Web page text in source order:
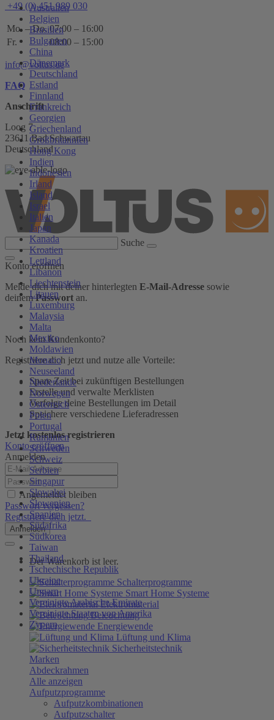
Australien
Belgien
Brasilien
Bulgarien
China
Dänemark
Deutschland
Estland
Finnland
Frankreich
Georgien
Griechenland
Großbritannien
Hong Kong
Indien
Indonesien
Irland
Island
Israel
Italien
Japan
Kanada
Kroatien
Lettland
Libanon
Liechtenstein
Litauen
Luxemburg
Malaysia
Malta
Mexiko
Moldawien
Monaco
Neuseeland
Niederlande
Norwegen
Österreich
Polen
Portugal
Rumänien
Schweden
Schweiz
Serbien
Singapur
Slowakei
Slowenien
Spanien
Südafrika
Südkorea
Taiwan
Thailand
Tschechische Republik
Ukraine
Ungarn
Vereinigte Arabische Emirate
Vereinigte Staaten von Amerika
Zypern
+49 (0) 451 989 030
Mo. – Do. 07:00 – 16:00
Fr.
08:00 – 15:00
info@voltus.de
FAQ
Anschrift
Loog 7
23611 Bad Schwartau
Deutschland
Suche
Konto eröffnen
Melde dich mit deiner hinterlegten E-Mail-Adresse sowie
deinemPasswort an.
Noch kein Kundenkonto?
Registriere dich jetzt und nutze alle Vorteile:
Spare Zeit bei zukünftigen Bestellungen
Erstelle und verwalte Merklisten
Verfolge deine Bestellungen im Detail
Speichere verschiedene Lieferadressen
Jetzt kostenlos registrieren
Konto eröffnen
Anmelden
Angemeldet bleiben
Passwort vergessen?
Registriere dich jetzt.
Anmelden
Der Warenkorb ist leer.
Schalterprogramme
Smart Home Systeme
Elektromaterial
Beleuchtung
Energiewende
Lüftung und Klima
Sicherheitstechnik
Marken
Abdeckrahmen
Alle anzeigen
Aufputzprogramme
Aufputzkombinationen
Aufputzschalter